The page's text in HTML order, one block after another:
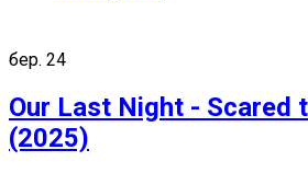
бер. 24
Our Last Night - Scared
(2025)